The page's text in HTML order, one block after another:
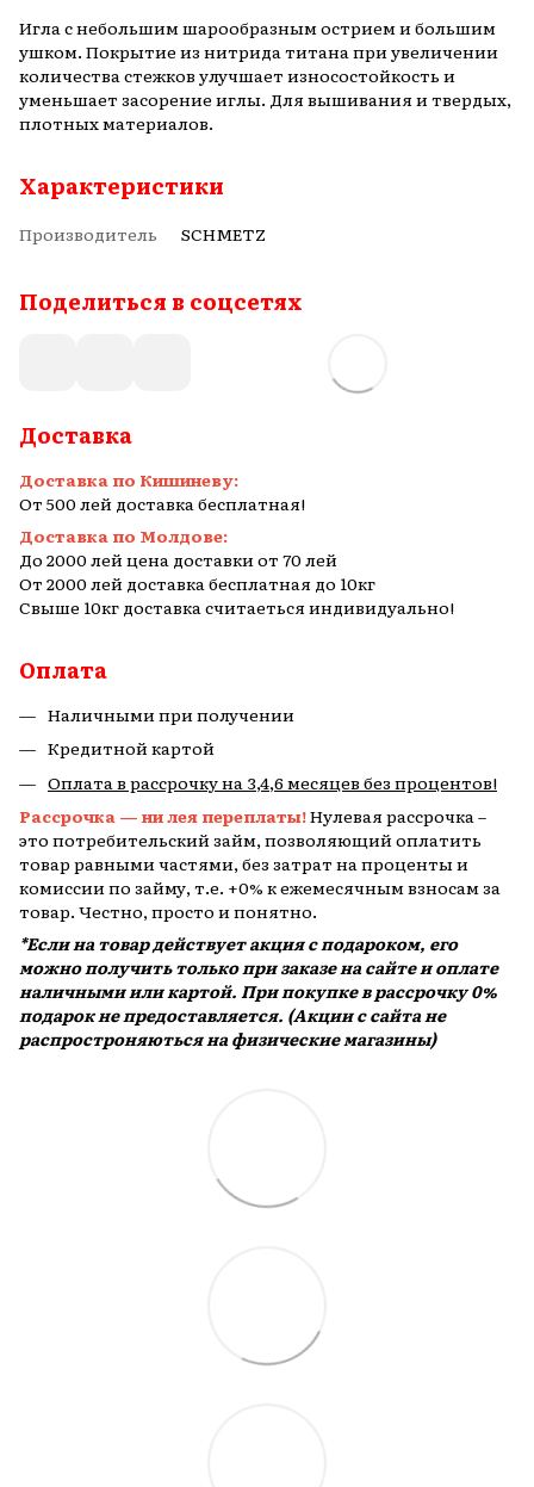
Игла с небольшим шарообразным острием и большим
ушком. Покрытие из нитрида титана при увеличении
количества стежков улучшает износостойкость и
уменьшает засорение иглы. Для вышивания и твердых,
плотных материалов.
Характеристики
Производитель SCHMETZ
Поделиться в соцсетях
Доставка
Доставка по Кишиневу:
От 500 лей доставка бесплатная!
Доставка по Молдове:
До 2000 лей цена доставки от 70 лей
От 2000 лей доставка бесплатная до 10кг
Свыше 10кг доставка считаеться индивидуально!
Оплата
Наличными при получении
Кредитной картой
Оплата в рассрочку на 3,4,6 месяцев без процентов!
Рассрочка — ни лея переплаты!Нулевая рассрочка –
это потребительский займ, позволяющий оплатить
товар равными частями, без затрат на проценты и
комиссии по займу, т.е. +0% к ежемесячным взносам за
товар. Честно, просто и понятно.
*Если на товар действует акция с подароком, его
можно получить только при заказе на сайте и оплате
наличными или картой. При покупке в рассрочку 0%
подарок не предоставляется. (Акции с сайта не
распростроняються на физические магазины)